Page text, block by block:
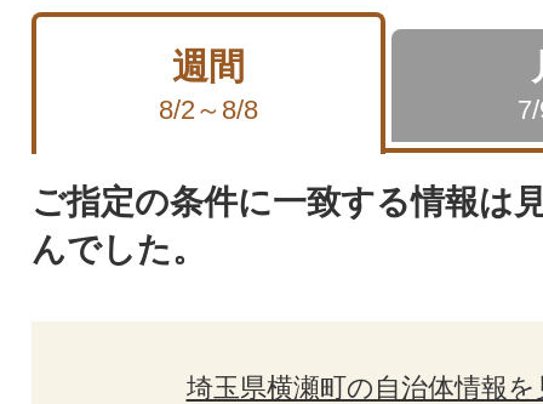
週間
8/2～8/8
ご指定の条件に一致する情報は
んでした。
埼玉県横瀬町の自治体情報を